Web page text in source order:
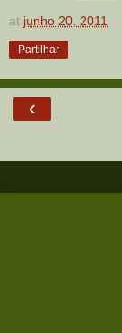
at junho 20, 2011
Partilhar
‹